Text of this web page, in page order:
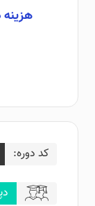
هزینه
کد دوره: